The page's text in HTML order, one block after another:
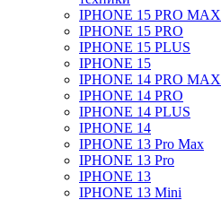
IPHONE 15 PRO MAX
IPHONE 15 PRO
IPHONE 15 PLUS
IPHONE 15
IPHONE 14 PRO MAX
IPHONE 14 PRO
IPHONE 14 PLUS
IPHONE 14
IPHONE 13 Pro Max
IPHONE 13 Pro
IPHONE 13
IPHONE 13 Mini